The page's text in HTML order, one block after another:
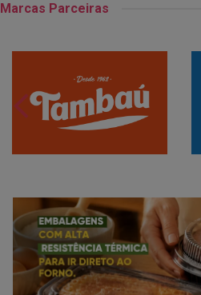
Marcas Parceiras